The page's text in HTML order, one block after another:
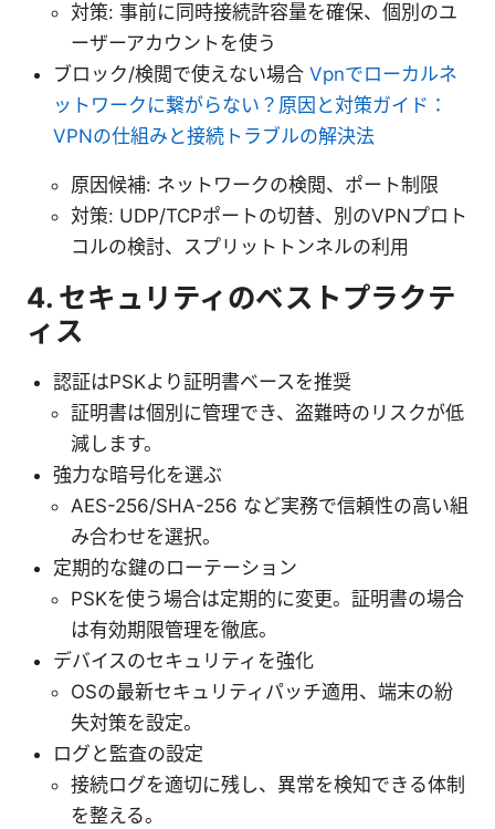
対策: 事前に同時接続許容量を確保、個別のユ
ーザーアカウントを使う
ブロック/検閲で使えない場合 Vpnでローカルネ
ットワークに繋がらない？原因と対策ガイド：
VPNの仕組みと接続トラブルの解決法
原因候補: ネットワークの検閲、ポート制限
対策: UDP/TCPポートの切替、別のVPNプロト
コルの検討、スプリットトンネルの利用
4. セキュリティのベストプラクテ
ィス
認証はPSKより証明書ベースを推奨
証明書は個別に管理でき、盗難時のリスクが低
減します。
強力な暗号化を選ぶ
AES-256/SHA-256 など実務で信頼性の高い組
み合わせを選択。
定期的な鍵のローテーション
PSKを使う場合は定期的に変更。証明書の場合
は有効期限管理を徹底。
デバイスのセキュリティを強化
OSの最新セキュリティパッチ適用、端末の紛
失対策を設定。
ログと監査の設定
接続ログを適切に残し、異常を検知できる体制
を整える。